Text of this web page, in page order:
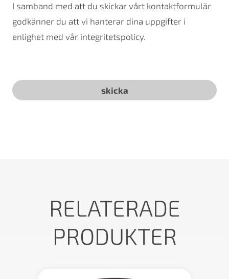
I samband med att du skickar vårt kontaktformulär
godkänner du att vi hanterar dina uppgifter i
enlighet med vår integritetspolicy.
RELATERADE
PRODUKTER